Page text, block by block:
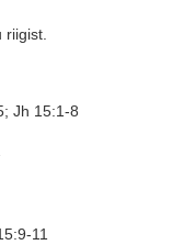
Jh 15:1-8
11